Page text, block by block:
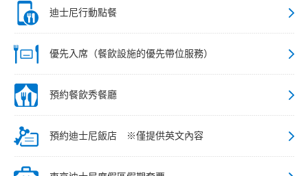
迪士尼行動點餐
優先入席（餐飲設施的優先帶位服務）
預約餐飲秀餐廳
預約迪士尼飯店 ※僅提供英文內容